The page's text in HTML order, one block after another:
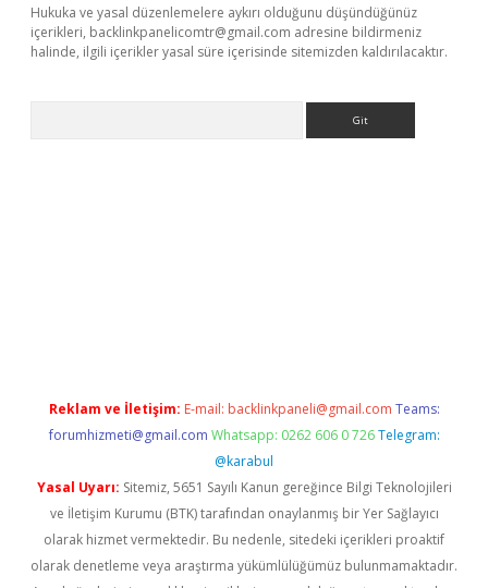
Hukuka ve yasal düzenlemelere aykırı olduğunu düşündüğünüz
içerikleri, backlinkpanelicomtr@gmail.com adresine bildirmeniz
halinde, ilgili içerikler yasal süre içerisinde sitemizden kaldırılacaktır.
Reklam ve İletişim: E-mail: backlinkpaneli@gmail.com Teams:
forumhizmeti@gmail.com Whatsapp: 0262 606 0 726 Telegram:
@karabul
Yasal Uyarı: Sitemiz, 5651 Sayılı Kanun gereğince Bilgi Teknolojileri
ve İletişim Kurumu (BTK) tarafından onaylanmış bir Yer Sağlayıcı
olarak hizmet vermektedir. Bu nedenle, sitedeki içerikleri proaktif
olarak denetleme veya araştırma yükümlülüğümüz bulunmamaktadır.